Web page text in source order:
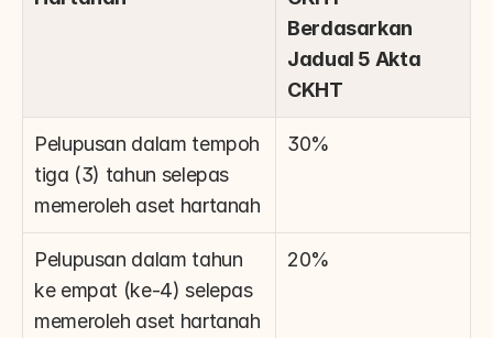
Berdasarkan
Jadual 5 Akta
CKHT
Pelupusan dalam tempoh
tiga (3) tahun selepas
memeroleh aset hartanah
30%
Pelupusan dalam tahun
ke empat (ke-4) selepas
memeroleh aset hartanah
20%